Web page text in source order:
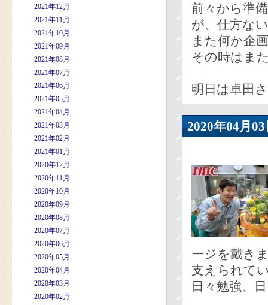
2021年12月
2021年11月
2021年10月
2021年09月
2021年08月
2021年07月
2021年06月
2021年05月
2021年04月
2021年03月
2021年02月
2021年01月
2020年12月
2020年11月
2020年10月
2020年09月
2020年08月
2020年07月
2020年06月
2020年05月
2020年04月
2020年03月
2020年02月
前々から準
が、仕方な
また何か企
その時はま
明日は卓田
2020年04
ージを戴き
支えられて
日々勉強、